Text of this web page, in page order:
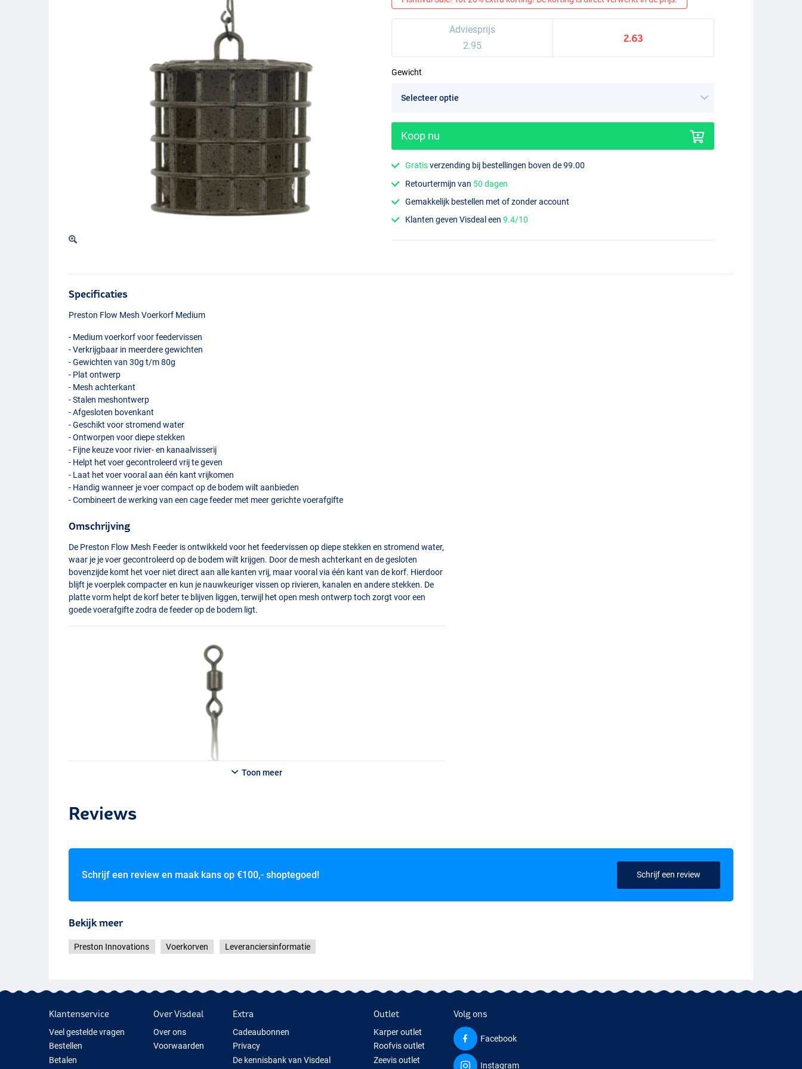
Adviesprijs
2.95
2.63
Gewicht
Koop nu
Gratisverzending bij bestellingen boven de 99.00
Retourtermijn van 50 dagen
Gemakkelijk bestellen met of zonder account
Klanten geven Visdeal een9.4/10
Specificaties
Preston Flow Mesh Voerkorf Medium
- Medium voerkorf voor feedervissen
- Verkrijgbaar in meerdere gewichten
- Gewichten van 30g t/m 80g
- Plat ontwerp
- Mesh achterkant
- Stalen meshontwerp
- Afgesloten bovenkant
- Geschikt voor stromend water
- Ontworpen voor diepe stekken
- Fijne keuze voor rivier- en kanaalvisserij
- Helpt het voer gecontroleerd vrij te geven
- Laat het voer vooral aan één kant vrijkomen
- Handig wanneer je voer compact op de bodem wilt aanbieden
- Combineert de werking van een cage feeder met meer gerichte voerafgifte
Omschrijving
De Preston Flow Mesh Feeder is ontwikkeld voor het feedervissen op diepe stekken en stromend water,
waar je je voer gecontroleerd op de bodem wilt krijgen. Door de mesh achterkant en de gesloten
bovenzijde komt het voer niet direct aan alle kanten vrij, maar vooral via één kant van de korf. Hierdoor
blijft je voerplek compacter en kun je nauwkeuriger vissen op rivieren, kanalen en andere stekken. De
platte vorm helpt de korf beter te blijven liggen, terwijl het open mesh ontwerp toch zorgt voor een
goede voerafgifte zodra de feeder op de bodem ligt.
Toon meer
Reviews
Schrijf een review en maak kans op €100,- shoptegoed! Schrijf een review
Bekijk meer
Preston Innovations Voerkorven Leveranciersinformatie
Klantenservice
Veel gestelde vragen
Bestellen
Betalen
Over Visdeal
Over ons
Voorwaarden
Extra
Cadeaubonnen
Privacy
De kennisbank van Visdeal
Outlet
Karper outlet
Roofvis outlet
Zeevis outlet
Volg ons
Facebook
Instagram